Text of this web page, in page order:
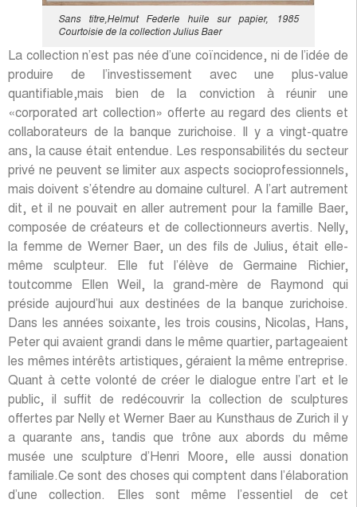
Sans titre,Helmut Federle huile sur papier, 1985
Courtoisie de la collection Julius Baer
La collection n’est pas née d’une coïncidence, ni de l’idée de
produire de l’investissement avec une plus-value
quantifiable,mais bien de la conviction à réunir une
«corporated art collection» offerte au regard des clients et
collaborateurs de la banque zurichoise. Il y a vingt-quatre
ans, la cause était entendue. Les responsabilités du secteur
privé ne peuvent se limiter aux aspects socioprofessionnels,
mais doivent s’étendre au domaine culturel. A l’art autrement
dit, et il ne pouvait en aller autrement pour la famille Baer,
composée de créateurs et de collectionneurs avertis. Nelly,
la femme de Werner Baer, un des fils de Julius, était elle-
même sculpteur. Elle fut l’élève de Germaine Richier,
toutcomme Ellen Weil, la grand-mère de Raymond qui
préside aujourd’hui aux destinées de la banque zurichoise.
Dans les années soixante, les trois cousins, Nicolas, Hans,
Peter qui avaient grandi dans le même quartier, partageaient
les mêmes intérêts artistiques, géraient la même entreprise.
Quant à cette volonté de créer le dialogue entre l’art et le
public, il suffit de redécouvrir la collection de sculptures
offertes par Nelly et Werner Baer au Kunsthaus de Zurich il y
a quarante ans, tandis que trône aux abords du même
musée une sculpture d’Henri Moore, elle aussi donation
familiale.Ce sont des choses qui comptent dans l’élaboration
d’une collection. Elles sont même l’essentiel de cet